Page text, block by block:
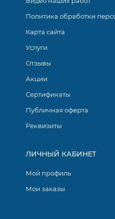
Политика обработки
Карта сайта
Услуги
Отзывы
Акции
Сертификаты
Публичная оферта
Реквизиты
ЛИЧНЫЙ КАБИНЕТ
Мой профиль
Мои заказы